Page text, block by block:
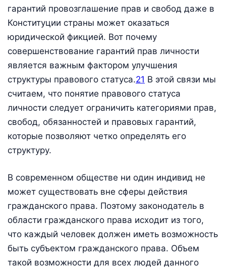
гарантий провозглашение прав и свобод даже в
Конституции страны может оказаться
юридической фикцией. Вот почему
совершенствование гарантий прав личности
является важным фактором улучшения
структуры правового статуса.21 В этой связи мы
считаем, что понятие правового статуса
личности следует ограничить категориями прав,
свобод, обязанностей и правовых гарантий,
которые позволяют четко определять его
структуру.
В современном обществе ни один индивид не
может существовать вне сферы действия
гражданского права. Поэтому законодатель в
области гражданского права исходит из того,
что каждый человек должен иметь возможность
быть субъектом гражданского права. Объем
такой возможности для всех людей данного